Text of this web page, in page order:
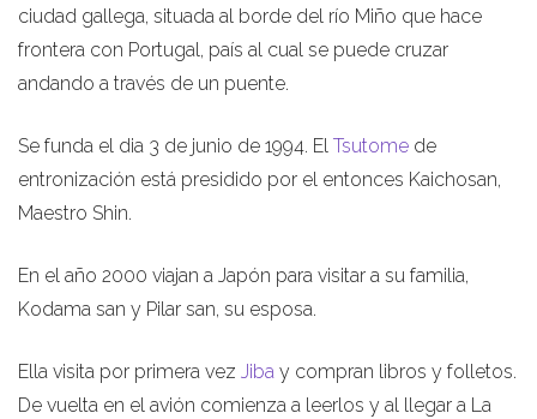
ciudad gallega, situada al borde del río Miño que hace
frontera con Portugal, país al cual se puede cruzar
andando a través de un puente.
Se funda el dia 3 de junio de 1994. El Tsutome de
entronización está presidido por el entonces Kaichosan,
Maestro Shin.
En el año 2000 viajan a Japón para visitar a su familia,
Kodama san y Pilar san, su esposa.
Ella visita por primera vez Jiba y compran libros y folletos.
De vuelta en el avión comienza a leerlos y al llegar a La